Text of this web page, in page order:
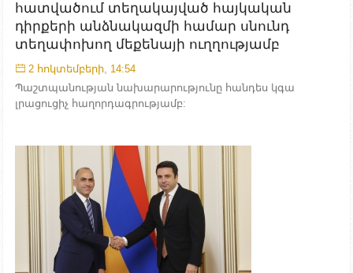
հատվածում տեղակայված հայկական
դիրքերի անձնակազմի համար սնունդ
տեղափոխող մեքենայի ուղղությամբ
2 հոկտեմբերի, 14:54
Պաշտպանության նախարարությունը հանդես կգա
լրացուցիչ հաղորդագրությամբ: